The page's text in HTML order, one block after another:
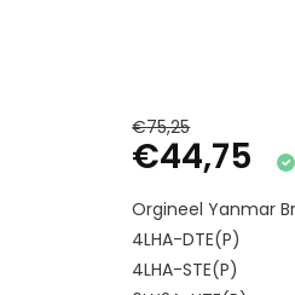
€75,25
€44,75
Orgineel Yanmar
4LHA-DTE(P)
4LHA-STE(P)